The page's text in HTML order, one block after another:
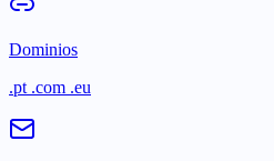
Dominios
.pt .com .eu